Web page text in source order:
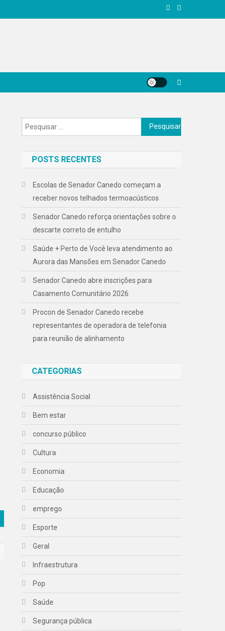
Pesquisar
por:
POSTS RECENTES
Escolas de Senador Canedo começam a
receber novos telhados termoacústicos
Senador Canedo reforça orientações sobre o
descarte correto de entulho
Saúde + Perto de Você leva atendimento ao
Aurora das Mansões em Senador Canedo
Senador Canedo abre inscrições para
Casamento Comunitário 2026
Procon de Senador Canedo recebe
representantes de operadora de telefonia
para reunião de alinhamento
CATEGORIAS
Assistência Social
Bem estar
concurso público
Cultura
Economia
Educação
emprego
Esporte
Geral
Infraestrutura
Pop
Saúde
Segurança pública